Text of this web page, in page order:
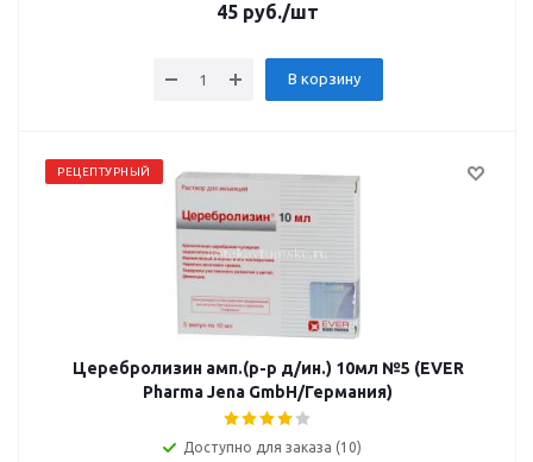
45 руб./шт
В корзину
РЕЦЕПТУРНЫЙ
Церебролизин амп.(р-р д/ин.) 10мл №5 (EVER
Pharma Jena GmbH/Германия)
Доступно для заказа (10)